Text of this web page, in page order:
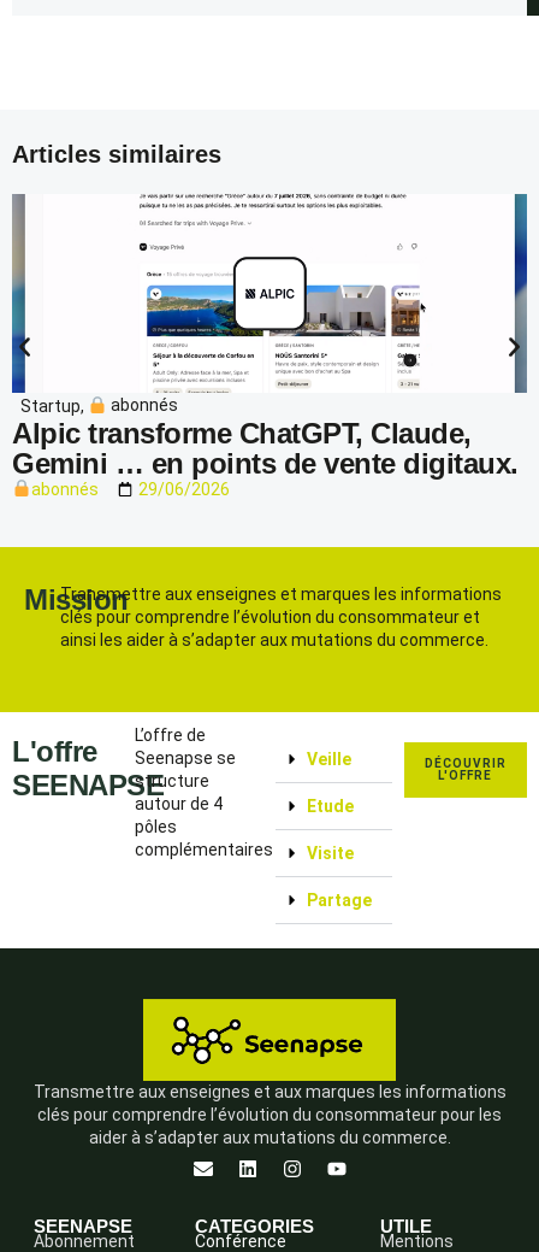
Articles similaires
Startup, abonnés
Alpic transforme ChatGPT, Claude,
Gemini … en points de vente digitaux.
abonnés 29/06/2026
Mission
Transmettre aux enseignes et marques les informations
clés pour comprendre l’évolution du consommateur et
ainsi les aider à s’adapter aux mutations du commerce.
L'offre
SEENAPSE
L’offre de
Seenapse se
structure
autour de 4
pôles
complémentaires
Veille
Etude
Visite
Partage
DÉCOUVRIR
L'OFFRE
Transmettre aux enseignes et aux marques les informations
clés pour comprendre l’évolution du consommateur pour les
aider à s’adapter aux mutations du commerce.
SEENAPSE
Abonnement
CATEGORIES
Conférence
UTILE
Mentions